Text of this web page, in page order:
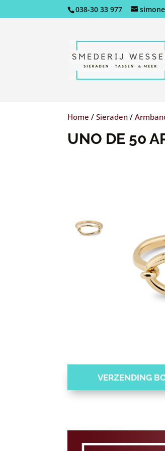
038-30 33 977
Home /Sieraden /
UNO DE 50
VERZENDING